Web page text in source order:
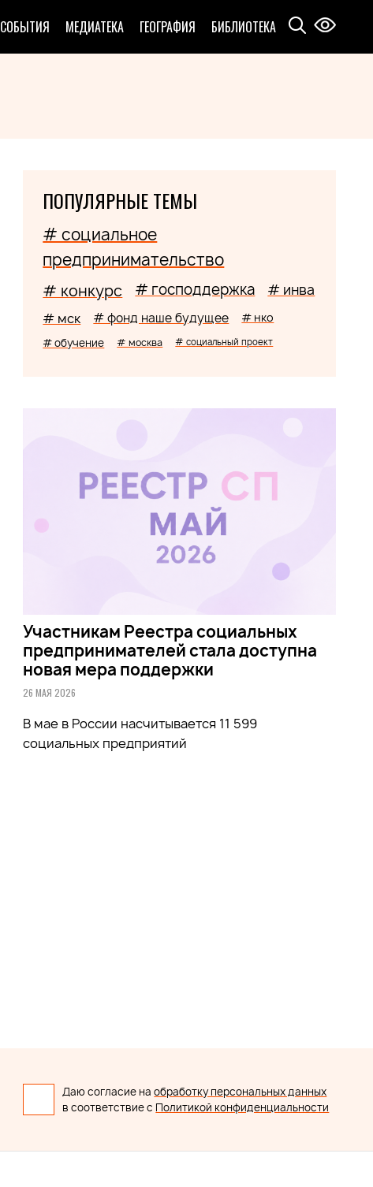
СОБЫТИЯ МЕДИАТЕКА ГЕОГРАФИЯ БИБЛИОТЕКА
ПОПУЛЯРНЫЕ ТЕМЫ
# социальное
предпринимательство
# конкурс # господдержка # инва
# мск # фонд наше будущее # нко
# обучение # москва # социальный проект
Участникам Реестра социальных
предпринимателей стала доступна
новая мера поддержки
26 МАЯ 2026
В мае в России насчитывается 11 599
социальных предприятий
Даю согласие наобработку персональных данных
в соответствие с Политикой конфиденциальности